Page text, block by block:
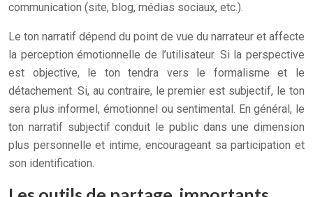
communication (site, blog, médias sociaux, etc.).
Le ton narratif dépend du point de vue du narrateur et affecte
la perception émotionnelle de l’utilisateur. Si la perspective
est objective, le ton tendra vers le formalisme et le
détachement. Si, au contraire, le premier est subjectif, le ton
sera plus informel, émotionnel ou sentimental. En général, le
ton narratif subjectif conduit le public dans une dimension
plus personnelle et intime, encourageant sa participation et
son identification.